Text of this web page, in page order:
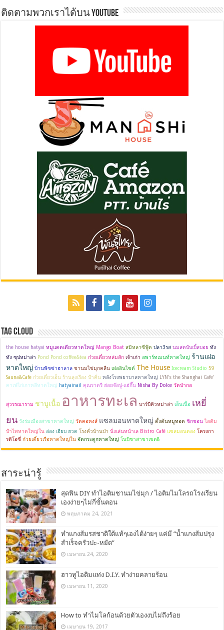
ติดตามพวกเราได้บน YOUTUBE
Tag Cloud
the house hatyai หมูแดดเดียวหาดใหญ่ Mango Boat สมิหลาซีฟู้ด ปลา3รส นมสดบับเบิ้ลบอย ทัง
ทัง ซุปหม่าล่า Pond Pond coffee&tea ก๋วยเตี๋ยวหล่มสัก เจ้าเก่า อพาร์ทเมนท์หาดใหญ่ ร้านเฝอ
หาดใหญ่ บ้านพิซซ่าฮาลาล ชานมไข่มุกคลีน เฝออินไซด์ The House Icecream Studio 59
Sauna&Cafe ก๋วยเตี๋ยวเอ็น ร้านลุงเรือง ป้าคิ่น หลังโรงพยาบาลหาดใหญ่ LYN's the Shanghai Cafe'
คาเฟ่ไก่เกาหลีหาดใหญ่ hatyainail คุณราตรี ฮ่อยจ๊อปู-แฮ่กึ๊น Nisha By Dolce วัดป่ากอ
สุวรรณาราม ชาบูเนื้อ อาหารทะเล บาร์บีคิวหม่าล่า เอ็นเนื้อ เหยี่
ยน วังร่มเมืองสาขาหาดใหญ่ วัดคอหงส์ แซลมอนหาดใหญ่ ตั้งต้นหมูทอด ชิกชอน ไอติม
ป้าไพหาดใหญ่ใน อ่อง เฮียบ ฮวด โรงคั่วบ้านป่า นั่งเล่นหน้าเล Bistro Café แซลมอนดอง โครงกา
รดิโอซี่ ก๋วยเตี๋ยวเรือหาดใหญ่ใน จัดกระดูกหาดใหญ่ โนบิชาสาขาเขต8
สาระน่ารู้
สุดฟิน DIY ทำไอติมชานมไข่มุก / ไอติมไมโลรถโรงเรียน
เองง่ายๆไม่กี่ขั้นตอน
พฤษภาคม 24, 2021
ทำแกงส้มรสชาติใต้แท้ๆเองได้ง่ายๆ แค่มี “น้ำแกงส้มปรุง
สำเร็จครัวปะ-หยัด”
เมษายน 24, 2020
ฮาวทูไอติมแท่ง D.I.Y. ทำง่ายคลายร้อน
เมษายน 11, 2020
How to ทำไมโลก้อนด้วยตัวเองงบไม่ถึงร้อย
เมษายน 19, 2017